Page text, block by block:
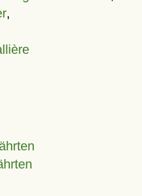
,